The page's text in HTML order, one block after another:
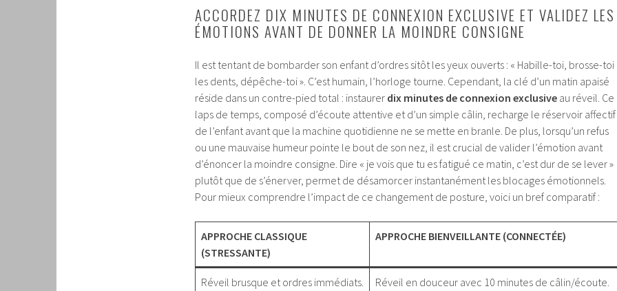
ACCORDEZ DIX MINUTES DE CONNEXION EXCLUSIVE ET VALIDEZ LES
ÉMOTIONS AVANT DE DONNER LA MOINDRE CONSIGNE
Il est tentant de bombarder son enfant d’ordres sitôt les yeux ouverts : « Habille-toi, brosse-toi
les dents, dépêche-toi ». C’est humain, l’horloge tourne. Cependant, la clé d’un matin apaisé
réside dans un contre-pied total : instaurer dix minutes de connexion exclusive au réveil. Ce
laps de temps, composé d’écoute attentive et d’un simple câlin, recharge le réservoir affectif
de l’enfant avant que la machine quotidienne ne se mette en branle. De plus, lorsqu’un refus
ou une mauvaise humeur pointe le bout de son nez, il est crucial de valider l’émotion avant
d’énoncer la moindre consigne. Dire « je vois que tu es fatigué ce matin, c’est dur de se lever »
plutôt que de s’énerver, permet de désamorcer instantanément les blocages émotionnels.
Pour mieux comprendre l’impact de ce changement de posture, voici un bref comparatif :
APPROCHE CLASSIQUE
(STRESSANTE)
APPROCHE BIENVEILLANTE (CONNECTÉE)
Réveil brusque et ordres immédiats. Réveil en douceur avec 10 minutes de câlin/écoute.